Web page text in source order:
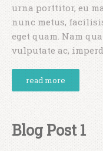
urna porttitor, eu
nunc metus,
eget quam. Nam
vulputate ac,
read more
Blog Post 1